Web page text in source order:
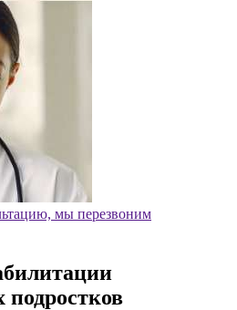
мы перезвоним